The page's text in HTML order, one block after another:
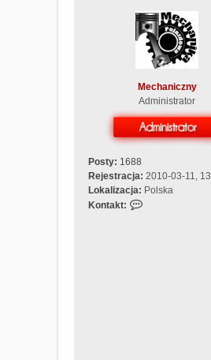
Mechaniczny
Administrator
Posty: 1688
Rejestracja: 2010-03-11,
Lokalizacja: Polska
Kontakt: